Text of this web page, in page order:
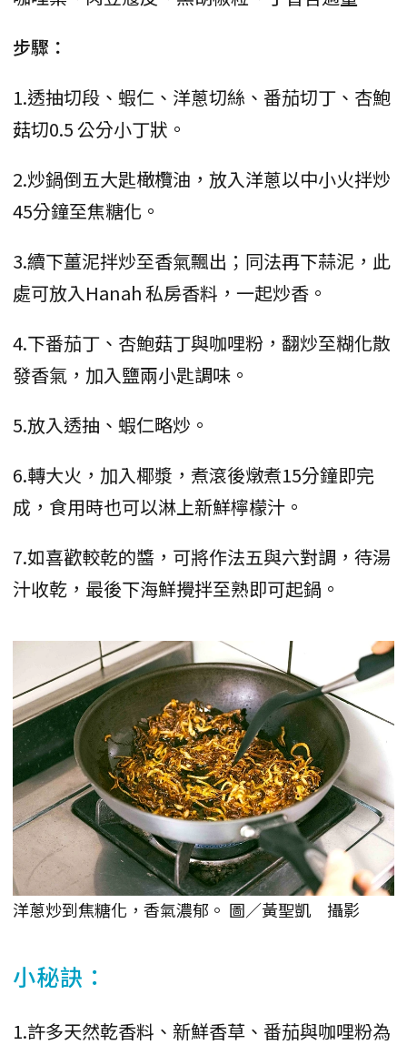
步驟：
1.透抽切段、蝦仁、洋蔥切絲、番茄切丁、杏鮑
菇切0.5 公分小丁狀。
2.炒鍋倒五大匙橄欖油，放入洋蔥以中小火拌炒
45分鐘至焦糖化。
3.續下薑泥拌炒至香氣飄出；同法再下蒜泥，此
處可放入Hanah 私房香料，一起炒香。
4.下番茄丁、杏鮑菇丁與咖哩粉，翻炒至糊化散
發香氣，加入鹽兩小匙調味。
5.放入透抽、蝦仁略炒。
6.轉大火，加入椰漿，煮滾後燉煮15分鐘即完
成，食用時也可以淋上新鮮檸檬汁。
7.如喜歡較乾的醬，可將作法五與六對調，待湯
汁收乾，最後下海鮮攪拌至熟即可起鍋。
洋蔥炒到焦糖化，香氣濃郁。 圖／黃聖凱 攝影
小秘訣：
1.許多天然乾香料、新鮮香草、番茄與咖哩粉為